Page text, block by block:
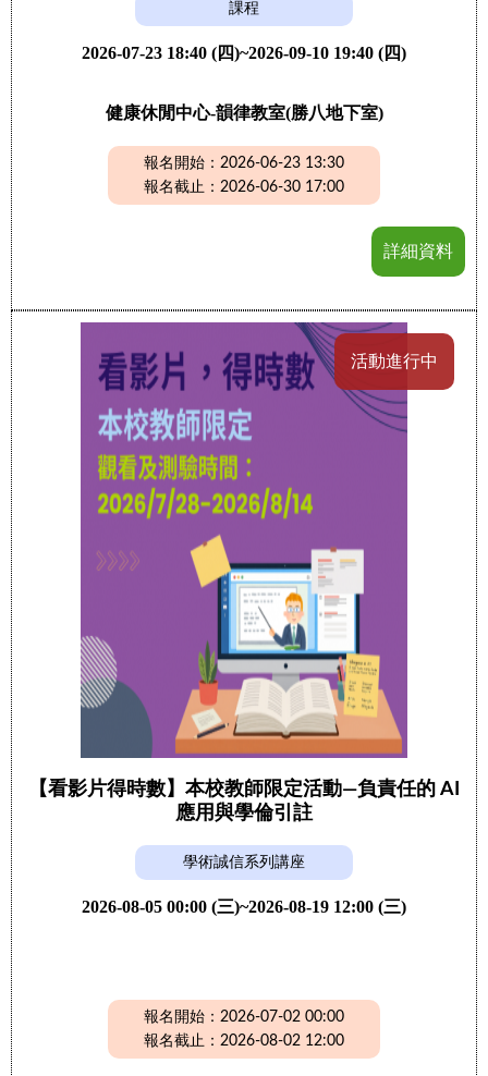
課程
2026-07-23 18:40 (四)~2026-09-10 19:40 (四)
健康休閒中心-韻律教室(勝八地下室)
報名開始：2026-06-23 13:30
報名截止：2026-06-30 17:00
詳細資料
活動進行中
【看影片得時數】本校教師限定活動—負責任的 AI
應用與學倫引註
學術誠信系列講座
2026-08-05 00:00 (三)~2026-08-19 12:00 (三)
報名開始：2026-07-02 00:00
報名截止：2026-08-02 12:00